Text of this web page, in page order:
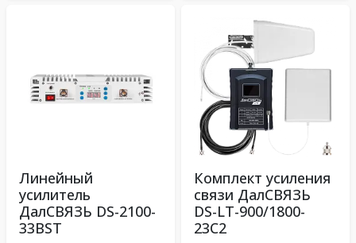
Линейный
усилитель
ДалСВЯЗЬ DS-2100-
33BST
Комплект усиления
связи ДалСВЯЗЬ
DS-LT-900/1800-
23C2